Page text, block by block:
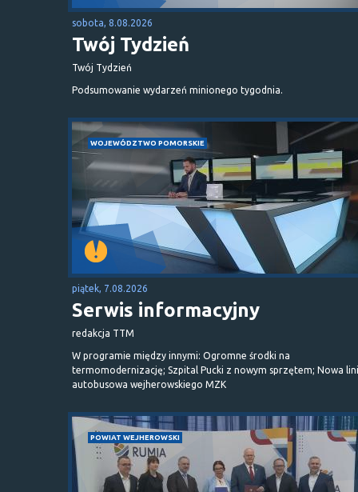
sobota, 8.08.2026
Twój Tydzień
Twój Tydzień
Podsumowanie wydarzeń minionego tygodnia.
WOJEWÓDZTWO POMORSKIE
piątek, 7.08.2026
Serwis informacyjny
redakcja TTM
W programie między innymi: Ogromne środki na
termomodernizację; Szpital Pucki z nowym sprzętem; Nowa
autobusowa wejherowskiego MZK
POWIAT WEJHEROWSKI